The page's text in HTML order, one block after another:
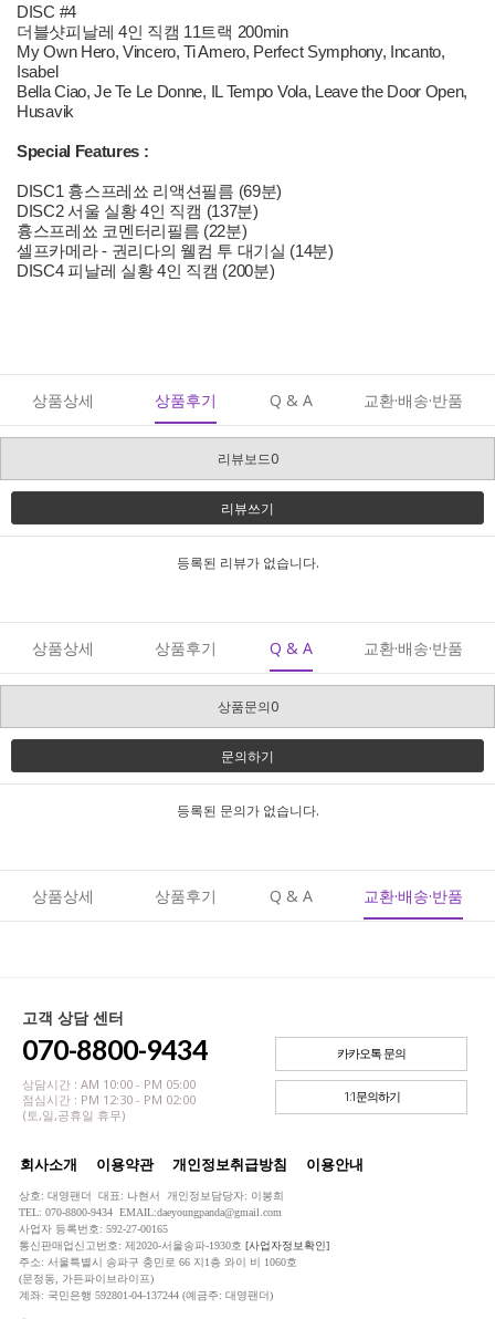
DISC #4
더블샷피날레 4인 직캠 11트랙 200min
My Own Hero, Vincero, Ti Amero, Perfect Symphony, Incanto,
Isabel
Bella Ciao, Je Te Le Donne, IL Tempo Vola, Leave the Door Open,
Husavik
Special Features :
DISC1 흉스프레쑈 리액션필름 (69분)
DISC2 서울 실황 4인 직캠 (137분)
흉스프레쑈 코멘터리필름 (22분)
셀프카메라 - 권리다의 웰컴 투 대기실 (14분)
DISC4 피날레 실황 4인 직캠 (200분)
상품상세 상품후기 Q & A 교환·배송·반품
리뷰보드0
리뷰쓰기
등록된 리뷰가 없습니다.
상품상세 상품후기 Q & A 교환·배송·반품
상품문의0
문의하기
등록된 문의가 없습니다.
상품상세 상품후기 Q & A 교환·배송·반품
고객 상담 센터
070-8800-9434
상담시간 : AM 10:00 - PM 05:00
점심시간 : PM 12:30 - PM 02:00
(토,일,공휴일 휴무)
카카오톡 문의
1:1문의하기
회사소개 이용약관 개인정보취급방침 이용안내
상호: 대영팬더 대표: 나현서 개인정보담당자: 이봉희
TEL: 070-8800-9434 EMAIL:daeyoungpanda@gmail.com
사업자 등록번호: 592-27-00165
통신판매업신고번호: 제2020-서울송파-1930호 [사업자정보확인]
주소: 서울특별시 송파구 충민로 66 지1층 와이 비 1060호
(문정동, 가든파이브라이프)
계좌: 국민은행 592801-04-137244 (예금주: 대영팬더)